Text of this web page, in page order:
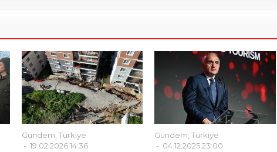
Gündem Türkiye
19.02.2026 14:36
Gündem ,Türkiye
04.12.2025 23:00